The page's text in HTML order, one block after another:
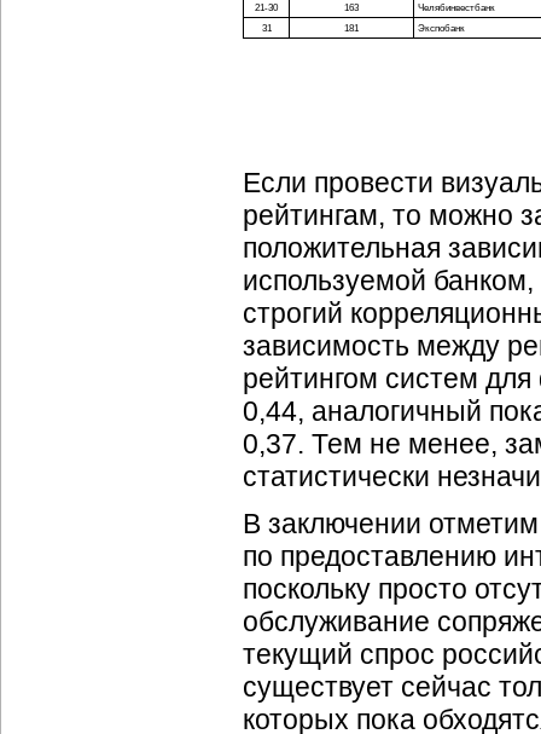
21-30
163
Челябинвестбанк
31
181 Экспобанк
Если провести
рейтингам, то можно
положительная
используемой
строгий
зависимость между
рейтингом систем
0,44, аналогичный
0,37. Тем не менее,
статистически
В заключении
по предоставлению
поскольку просто
обслуживание
текущий спрос
существует сейчас
которых пока